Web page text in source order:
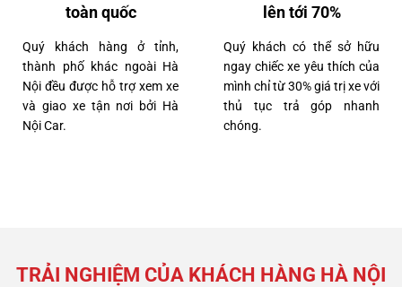
toàn quốc
Quý khách hàng ở tỉnh,
thành phố khác ngoài Hà
Nội đều được hỗ trợ xem xe
và giao xe tận nơi bởi Hà
Nội Car.
lên tới 70%
Quý khách có thể sở hữu
ngay chiếc xe yêu thích của
mình chỉ từ 30% giá trị xe với
thủ tục trả góp nhanh
chóng.
TRẢI NGHIỆM CỦA KHÁCH HÀNG HÀ NỘI